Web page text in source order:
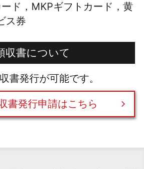
ド，MKPギフトカード，黄
ス券
収書について
書発行が可能です。
書発行申請はこちら